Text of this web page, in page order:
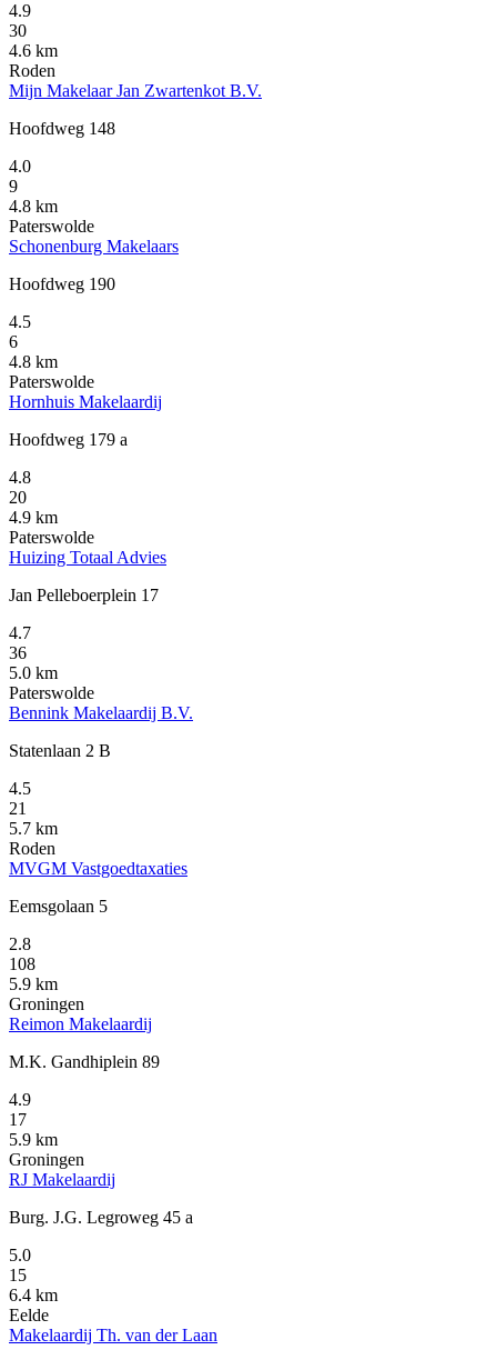
4.9
30
4.6 km
Roden
Mijn Makelaar Jan Zwartenkot B.V.
Hoofdweg 148
4.0
9
4.8 km
Paterswolde
Schonenburg Makelaars
Hoofdweg 190
4.5
6
4.8 km
Paterswolde
Hornhuis Makelaardij
Hoofdweg 179 a
4.8
20
4.9 km
Paterswolde
Huizing Totaal Advies
Jan Pelleboerplein 17
4.7
36
5.0 km
Paterswolde
Bennink Makelaardij B.V.
Statenlaan 2 B
4.5
21
5.7 km
Roden
MVGM Vastgoedtaxaties
Eemsgolaan 5
2.8
108
5.9 km
Groningen
Reimon Makelaardij
M.K. Gandhiplein 89
4.9
17
5.9 km
Groningen
RJ Makelaardij
Burg. J.G. Legroweg 45 a
5.0
15
6.4 km
Eelde
Makelaardij Th. van der Laan